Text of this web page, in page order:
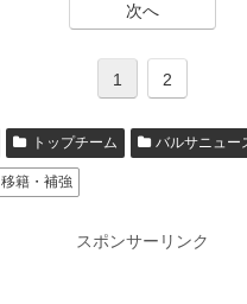
次へ
1 2
トップチーム バルサニュー
移籍・補強
スポンサーリンク